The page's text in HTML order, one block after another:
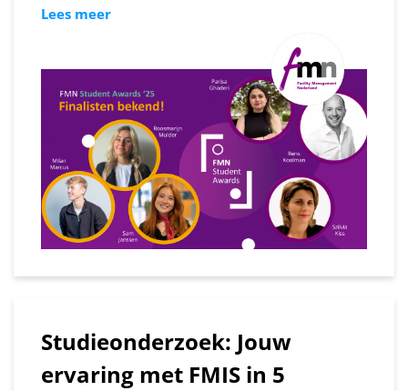
Lees meer
Studieonderzoek: Jouw
ervaring met FMIS in 5